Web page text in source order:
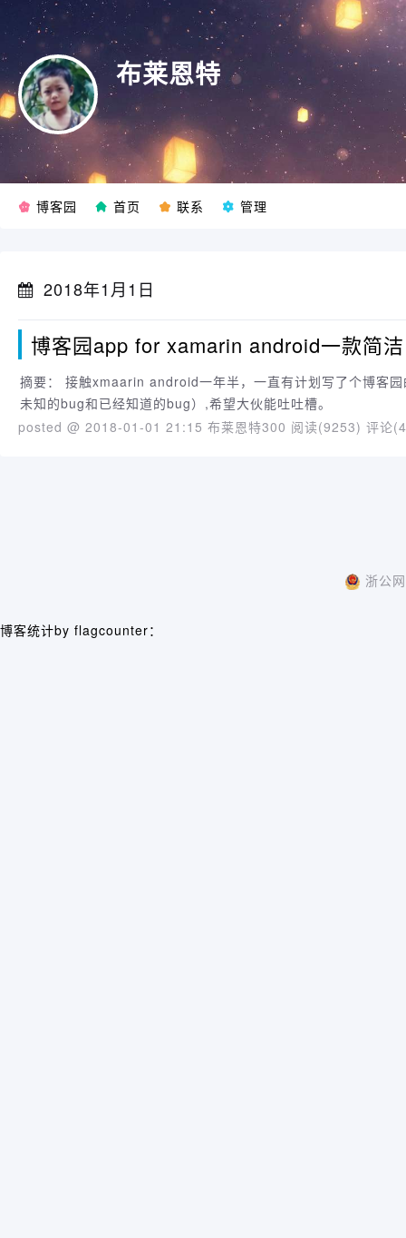
布莱恩特
博客园 首页 联系 管理
2018年1月1日
博客园app for xamarin android一款简
摘要： 接触xmaarin android一年半，一直有计划写了个博客园的APP（感谢博客园官方提供api），今天终于完工了（虽然会有
未知的bug和已经知道的bug）,希望大伙能吐吐槽。
posted @ 2018-01-01 21:15 布莱恩特300 阅读(9253) 评论
浙公
博客统计by flagcounter：